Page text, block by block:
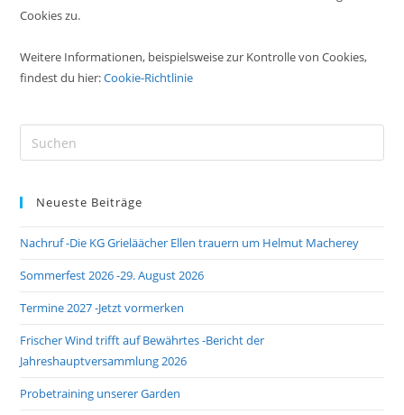
Cookies zu.
Weitere Informationen, beispielsweise zur Kontrolle von Cookies,
findest du hier:Cookie-Richtlinie
Neueste Beiträge
Nachruf -Die KG Grieläächer Ellen trauern um Helmut Macherey
Sommerfest 2026 -29. August 2026
Termine 2027 -Jetzt vormerken
Frischer Wind trifft auf Bewährtes -Bericht der
Jahreshauptversammlung 2026
Probetraining unserer Garden